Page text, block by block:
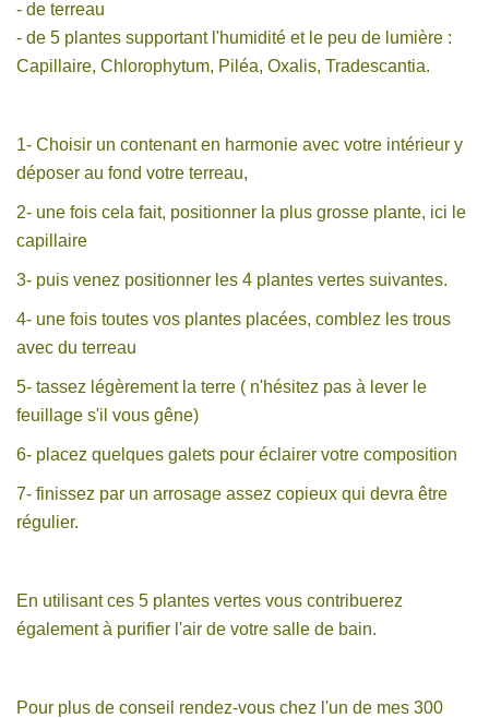
- de terreau
- de 5 plantes supportant l'humidité et le peu de lumière :
Capillaire, Chlorophytum, Piléa, Oxalis, Tradescantia.
1- Choisir un contenant en harmonie avec votre intérieur y
déposer au fond votre terreau,
2- une fois cela fait, positionner la plus grosse plante, ici le
capillaire
3- puis venez positionner les 4 plantes vertes suivantes.
4- une fois toutes vos plantes placées, comblez les trous
avec du terreau
5- tassez légèrement la terre ( n'hésitez pas à lever le
feuillage s'il vous gêne)
6- placez quelques galets pour éclairer votre composition
7- finissez par un arrosage assez copieux qui devra être
régulier.
En utilisant ces 5 plantes vertes vous contribuerez
également à purifier l'air de votre salle de bain.
Pour plus de conseil rendez-vous chez l'un de mes 300